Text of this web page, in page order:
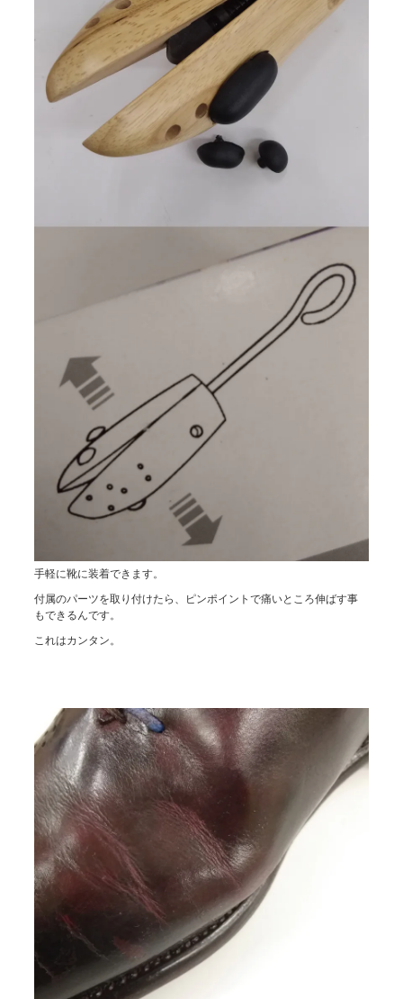
手軽に靴に装着できます。
付属のパーツを取り付けたら、ピンポイントで痛いところ伸ばす事
もできるんです。
これはカンタン。